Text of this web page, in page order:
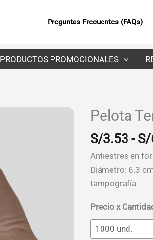
Preguntas Frecuentes (FAQs)
PRODUCTOS PROMOCIONALES
Pelota
S/3.53 - S/
Antiestres en
Diámetro: 6.3
tampografía
Precio x